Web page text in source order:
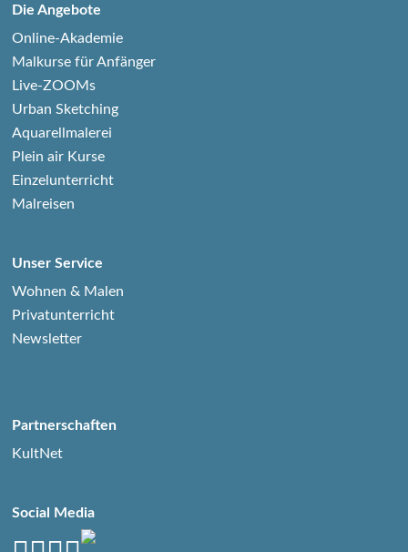
Die Angebote
Online-Akademie
Malkurse für Anfänger
Live-ZOOMs
Urban Sketching
Aquarellmalerei
Plein air Kurse
Einzelunterricht
Malreisen
Unser Service
Wohnen & Malen
Privatunterricht
Newsletter
Partnerschaften
KultNet
Social Media